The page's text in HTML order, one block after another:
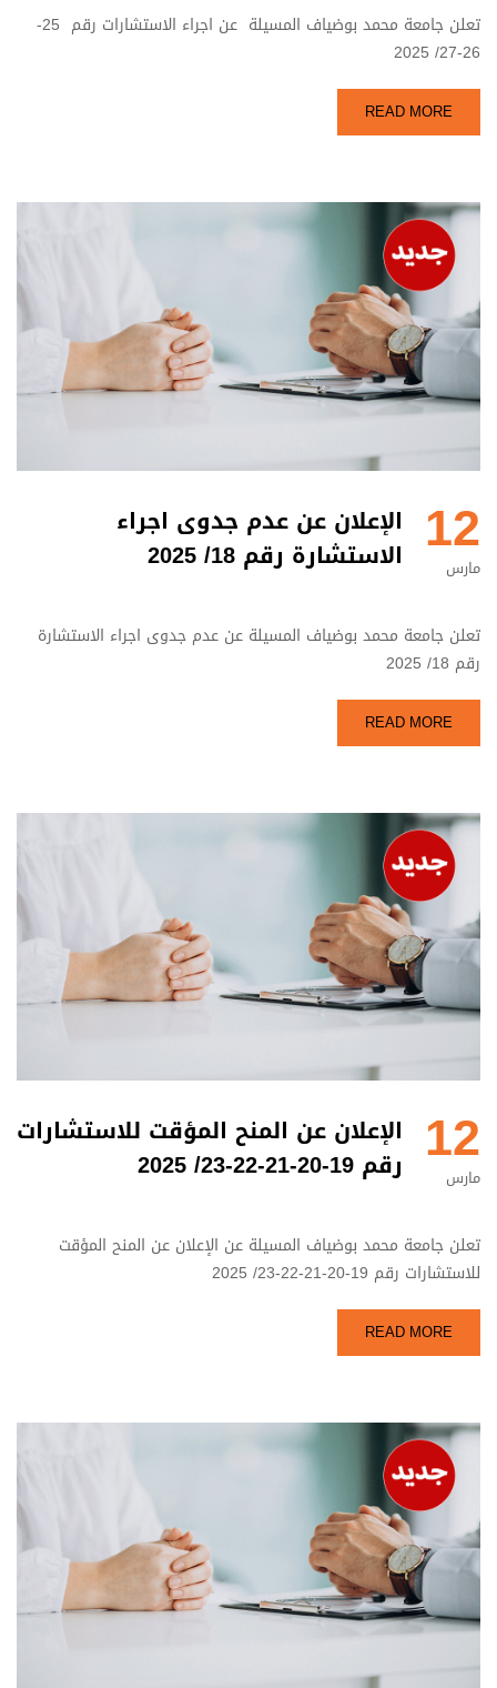
تعلن جامعة محمد بوضياف المسيلة عن اجراء الاستشارات رقم 25-
26-27/ 2025
READ MORE
12
مارس
الإعلان عن عدم جدوى اجراء
الاستشارة رقم 18/ 2025
تعلن جامعة محمد بوضياف المسيلة عن عدم جدوى اجراء الاستشارة
رقم 18/ 2025
READ MORE
12
مارس
الإعلان عن المنح المؤقت للاستشارات
رقم 19-20-21-22-23/ 2025
تعلن جامعة محمد بوضياف المسيلة عن الإعلان عن المنح المؤقت
للاستشارات رقم 19-20-21-22-23/ 2025
READ MORE